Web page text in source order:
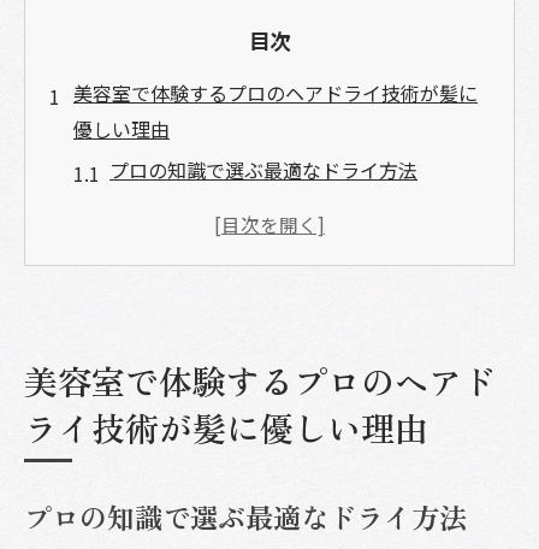
目次
美容室で体験するプロのヘアドライ技術が髪に
優しい理由
プロの知識で選ぶ最適なドライ方法
髪の健康を考慮した温度設定
環境にも優しいドライ技術
プロの手によるヘアドライがもたらす素晴らし
い髪の変化
まとまりやすい髪への第一歩
美容室で体験するプロのヘアド
ライ技術が髪に優しい理由
プロの知識で選ぶ最適なドライ方法